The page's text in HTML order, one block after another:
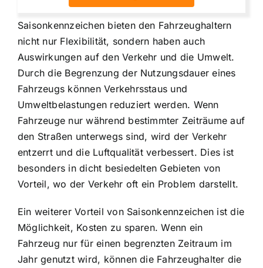
Saisonkennzeichen bieten den Fahrzeughaltern
nicht nur Flexibilität, sondern haben auch
Auswirkungen auf den Verkehr und die Umwelt.
Durch die Begrenzung der Nutzungsdauer eines
Fahrzeugs können Verkehrsstaus und
Umweltbelastungen reduziert werden. Wenn
Fahrzeuge nur während bestimmter Zeiträume auf
den Straßen unterwegs sind, wird der Verkehr
entzerrt und die Luftqualität verbessert. Dies ist
besonders in dicht besiedelten Gebieten von
Vorteil, wo der Verkehr oft ein Problem darstellt.
Ein weiterer Vorteil von Saisonkennzeichen ist die
Möglichkeit, Kosten zu sparen. Wenn ein
Fahrzeug nur für einen begrenzten Zeitraum im
Jahr genutzt wird, können die Fahrzeughalter die